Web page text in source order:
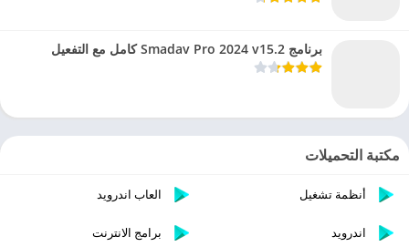
برنامج Smadav Pro 2024 v15.2 كامل مع التفعيل
مكتبة التحميلات
أنظمة تشغيل العاب اندرويد
اندرويد برامج الانترنت